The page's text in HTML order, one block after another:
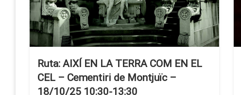
Ruta: AIXÍ EN LA TERRA COM EN EL
CEL – Cementiri de Montjuïc –
18/10/25 10:30-13:30